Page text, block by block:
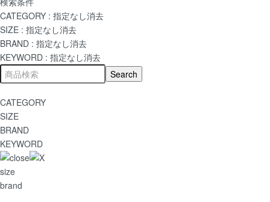
CATEGORY : 指定なし消去
SIZE : 指定なし消去
BRAND : 指定なし消去
KEYWORD : 指定なし消去
CATEGORY
SIZE
BRAND
KEYWORD
size
brand